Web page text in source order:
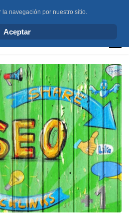
navegación por nuestro sitio.
Aceptar